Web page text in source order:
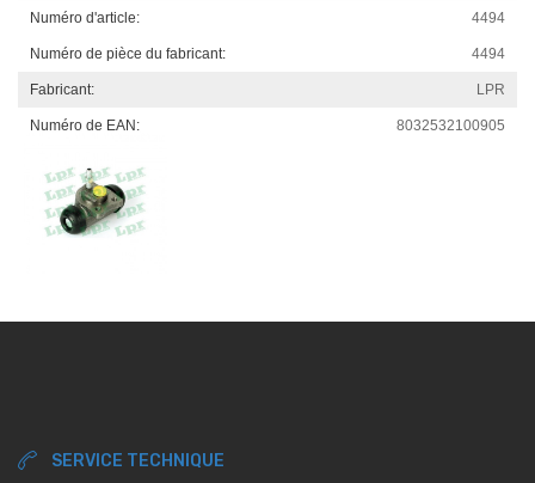
Numéro d'article: 4494
Numéro de pièce du fabricant: 4494
Fabricant: LPR
Numéro de EAN: 8032532100905
PRODUITS CONSULTÉS
SERVICE TECHNIQUE